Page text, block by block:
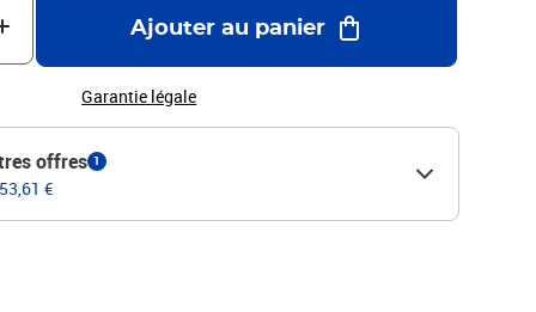
Ajouter au panier
Garantie légale
offres 1
€